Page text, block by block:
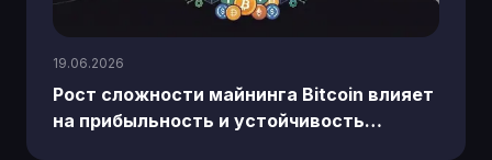
Рост сложности майнинга Bitcoin влияет
на прибыльность и устойчивость
19.06.2026